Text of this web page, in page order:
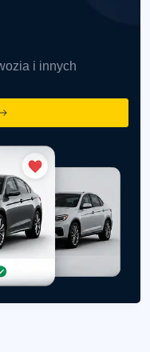
i innych